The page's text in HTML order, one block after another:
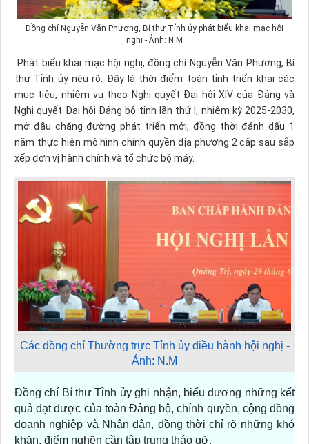
Đồng chí Nguyễn Văn Phương, Bí thư Tỉnh ủy phát biểu khai mạc hội
nghị - Ảnh: N.M
Phát biểu khai mạc hội nghị, đồng chí Nguyễn Văn Phương, Bí
thư Tỉnh ủy nêu rõ: Đây là thời điểm toàn tỉnh triển khai các
mục tiêu, nhiệm vụ theo Nghị quyết Đại hội XIV của Đảng và
Nghị quyết Đại hội Đảng bộ tỉnh lần thứ I, nhiệm kỳ 2025-2030,
mở đầu chặng đường phát triển mới; đồng thời đánh dấu 1
năm thực hiện mô hình chính quyền địa phương 2 cấp sau sắp
xếp đơn vị hành chính và tổ chức bộ máy.
Các đồng chí Thường trực Tỉnh ủy điều hành hội nghị -
Ảnh: N.M
Đồng chí Bí thư Tỉnh ủy ghi nhận, biểu dương những kết
quả đạt được của toàn Đảng bộ, chính quyền, cộng đồng
doanh nghiệp và Nhân dân, đồng thời chỉ rõ những khó
khăn, điểm nghẽn cần tập trung tháo gỡ.